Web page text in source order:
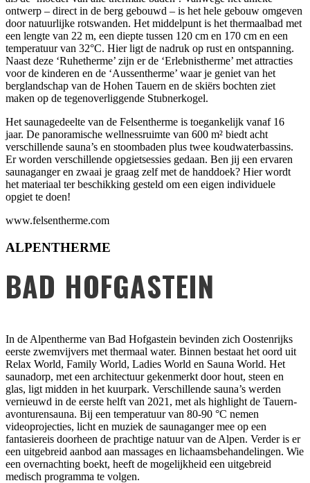
ontwerp – direct in de berg gebouwd – is het hele gebouw omgeven
door natuurlijke rotswanden. Het middelpunt is het thermaalbad met
een lengte van 22 m, een diepte tussen 120 cm en 170 cm en een
temperatuur van 32°C. Hier ligt de nadruk op rust en ontspanning.
Naast deze ‘Ruhetherme’ zijn er de ‘Erlebnistherme’ met attracties
voor de kinderen en de ‘Aussentherme’ waar je geniet van het
berglandschap van de Hohen Tauern en de skiërs bochten ziet
maken op de tegenoverliggende Stubnerkogel.
Het saunagedeelte van de Felsentherme is toegankelijk vanaf 16
jaar. De panoramische wellnessruimte van 600 m² biedt acht
verschillende sauna’s en stoombaden plus twee koudwaterbassins.
Er worden verschillende opgietsessies gedaan. Ben jij een ervaren
saunaganger en zwaai je graag zelf met de handdoek? Hier wordt
het materiaal ter beschikking gesteld om een eigen individuele
opgiet te doen!
www.felsentherme.com
ALPENTHERME
BAD HOFGASTEIN
In de Alpentherme van Bad Hofgastein bevinden zich Oostenrijks
eerste zwemvijvers met thermaal water. Binnen bestaat het oord uit
Relax World, Family World, Ladies World en Sauna World. Het
saunadorp, met een architectuur gekenmerkt door hout, steen en
glas, ligt midden in het kuurpark. Verschillende sauna’s werden
vernieuwd in de eerste helft van 2021, met als highlight de Tauern-
avonturensauna. Bij een temperatuur van 80-90 °C nemen
videoprojecties, licht en muziek de saunaganger mee op een
fantasiereis doorheen de prachtige natuur van de Alpen. Verder is er
een uitgebreid aanbod aan massages en lichaamsbehandelingen. Wie
een overnachting boekt, heeft de mogelijkheid een uitgebreid
medisch programma te volgen.